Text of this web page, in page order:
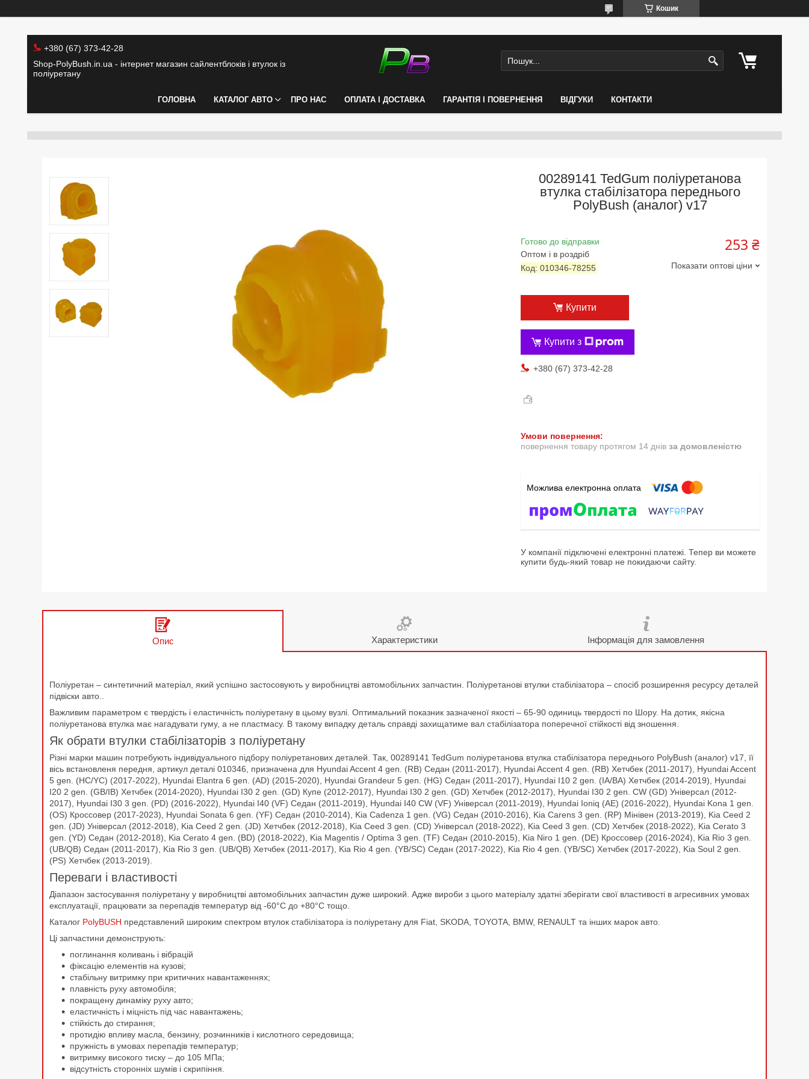
Кошик
+380 (67) 373-42-28
Shop-PolyBush.in.ua - інтернет магазин сайлентблоків і втулок із
поліуретану
ГОЛОВНА КАТАЛОГ АВТО ПРО НАС ОПЛАТА І ДОСТАВКА ГАРАНТІЯ І ПОВЕРНЕННЯ ВІДГУКИ КОНТАКТИ
00289141 TedGum поліуретанова
втулка стабілізатора переднього
PolyBush (аналог) v17
Готово до відправки
Оптом і в роздріб
Код: 010346-78255
253 ₴
Показати оптові ціни
Купити
Купити з
+380 (67) 373-42-28
повернення товару протягом 14 днів за домовленістю
У компанії підключені електронні платежі. Тепер ви можете
купити будь-який товар не покидаючи сайту.
Опис Характеристики Інформація для замовлення
Поліуретан – синтетичний матеріал, який успішно застосовують у виробництві автомобільних запчастин. Поліуретанові втулки стабілізатора – спосіб розширення ресурсу деталей
підвіски авто..
Важливим параметром є твердість і еластичність поліуретану в цьому вузлі. Оптимальний показник зазначеної якості – 65-90 одиниць твердості по Шору. На дотик, якісна
поліуретанова втулка має нагадувати гуму, а не пластмасу. В такому випадку деталь справді захищатиме вал стабілізатора поперечної стійкості від зношення.
Як обрати втулки стабілізаторів з поліуретану
Різні марки машин потребують індивідуального підбору поліуретанових деталей. Так, 00289141 TedGum поліуретанова втулка стабілізатора переднього PolyBush (аналог) v17, її
вісь встановленя передня, артикул деталі 010346, призначена для Hyundai Accent 4 gen. (RB) Седан (2011-2017), Hyundai Accent 4 gen. (RB) Хетчбек (2011-2017), Hyundai Accent
5 gen. (HC/YC) (2017-2022), Hyundai Elantra 6 gen. (AD) (2015-2020), Hyundai Grandeur 5 gen. (HG) Седан (2011-2017), Hyundai I10 2 gen. (IA/BA) Хетчбек (2014-2019), Hyundai
I20 2 gen. (GB/IB) Хетчбек (2014-2020), Hyundai I30 2 gen. (GD) Купе (2012-2017), Hyundai I30 2 gen. (GD) Хетчбек (2012-2017), Hyundai I30 2 gen. CW (GD) Універсал (2012-
2017), Hyundai I30 3 gen. (PD) (2016-2022), Hyundai I40 (VF) Седан (2011-2019), Hyundai I40 CW (VF) Універсал (2011-2019), Hyundai Ioniq (AE) (2016-2022), Hyundai Kona 1 gen.
(OS) Кроссовер (2017-2023), Hyundai Sonata 6 gen. (YF) Седан (2010-2014), Kia Cadenza 1 gen. (VG) Седан (2010-2016), Kia Carens 3 gen. (RP) Мінівен (2013-2019), Kia Ceed 2
gen. (JD) Універсал (2012-2018), Kia Ceed 2 gen. (JD) Хетчбек (2012-2018), Kia Ceed 3 gen. (CD) Універсал (2018-2022), Kia Ceed 3 gen. (CD) Хетчбек (2018-2022), Kia Cerato 3
gen. (YD) Седан (2012-2018), Kia Cerato 4 gen. (BD) (2018-2022), Kia Magentis / Optima 3 gen. (TF) Седан (2010-2015), Kia Niro 1 gen. (DE) Кроссовер (2016-2024), Kia Rio 3 gen.
(UB/QB) Седан (2011-2017), Kia Rio 3 gen. (UB/QB) Хетчбек (2011-2017), Kia Rio 4 gen. (YB/SC) Седан (2017-2022), Kia Rio 4 gen. (YB/SC) Хетчбек (2017-2022), Kia Soul 2 gen.
(PS) Хетчбек (2013-2019).
Переваги і властивості
Діапазон застосування поліуретану у виробництві автомобільних запчастин дуже широкий. Адже вироби з цього матеріалу здатні зберігати свої властивості в агресивних умовах
експлуатації, працювати за перепадів температур від -60°С до +80°С тощо.
Каталог PolyBUSH представлений широким спектром втулок стабілізатора із поліуретану для Fiat, SKODA, TOYOTA, BMW, RENAULT та інших марок авто.
Ці запчастини демонструють:
поглинання коливань і вібрацій
фіксацію елементів на кузові;
стабільну витримку при критичних навантаженнях;
плавність руху автомобіля;
покращену динаміку руху авто;
еластичність і міцність під час навантажень;
стійкість до стирання;
протидію впливу масла, бензину, розчинників і кислотного середовища;
пружність в умовах перепадів температур;
витримку високого тиску – до 105 МПа;
відсутність сторонніх шумів і скрипіння.